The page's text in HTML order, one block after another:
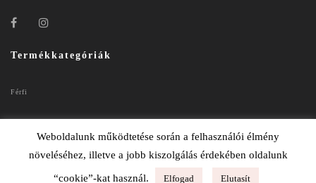
Termékkategóriák
Férfi
Weboldalunk működtetése során a felhasználói élmény
növeléséhez, illetve a jobb kiszolgálás érdekében oldalunk
“cookie”-kat használ. Elfogad Elutasít